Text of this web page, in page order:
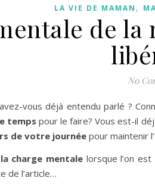
LA VIE DE MAMAN ,
de la
No
vous déjà entendu parlé ?
temps pour le faire? Vous est-il
de votre journéepour maintenir l’
charge mentale lorsque l’on est
de l’article…